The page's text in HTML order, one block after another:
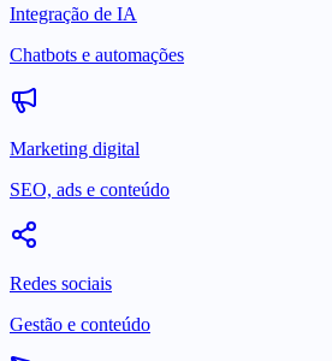
Integração de IA
Chatbots e automações
Marketing digital
SEO, ads e conteúdo
Redes sociais
Gestão e conteúdo